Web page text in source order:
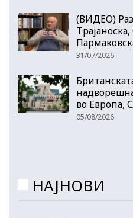
(ВИДЕО)
31/07/2026
во Европа,
05/08/2026
НАЈНОВИ